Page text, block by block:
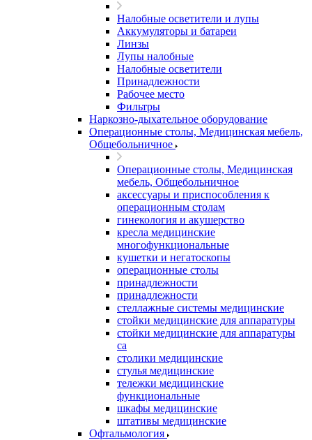
Налобные осветители и лупы
Аккумуляторы и батареи
Линзы
Лупы налобные
Налобные осветители
Принадлежности
Рабочее место
Фильтры
Наркозно-дыхательное оборудование
Операционные столы, Медицинская мебель,
Общебольничное
Операционные столы, Медицинская
мебель, Общебольничное
аксессуары и приспособления к
операционным столам
гинекология и акушерство
кресла медицинские
многофункциональные
кушетки и негатоскопы
операционные столы
принадлежности
принадлежности
стеллажные системы медицинские
стойки медицинские для аппаратуры
стойки медицинские для аппаратуры
са
столики медицинские
стулья медицинские
тележки медицинские
функциональные
шкафы медицинские
штативы медицинские
Офтальмология